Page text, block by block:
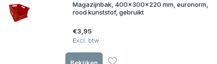
Magazijnbak, 400x300x220 mm, euronorm,
rood kunststof, gebruikt
€3,95
Excl. btw